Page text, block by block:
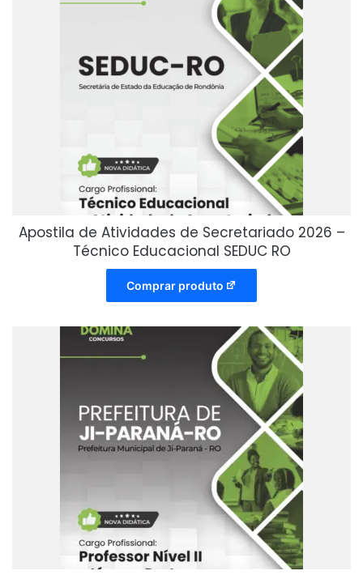
Apostila de Atividades de Secretariado 2026 –
Técnico Educacional SEDUC RO
Comprar produto